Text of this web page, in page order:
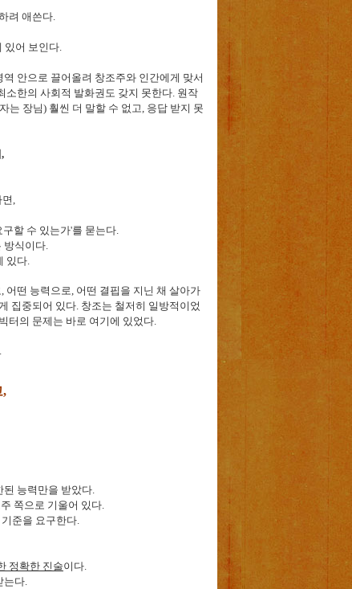
려 애쓴다.
있어 보인다.
안으로 끌어올려 창조주와 인간에게 맞서
소한의 사회적 발화권도 갖지 못한다. 원작
는 장님) 훨씬 더 말할 수 없고, 응답 받지 못
,
,
할 수 있는가'를 묻는다.
방식이다.
있다.
, 어떤 능력으로, 어떤 결핍을 지닌 채 살아가
집중되어 있다. 창조는 철저히 일방적이었
터의 문제는 바로 여기에 있었다.
,
된 능력만을 받았다.
쪽으로 기울어 있다.
준을 요구한다.
정확한 진술이다.
는다.